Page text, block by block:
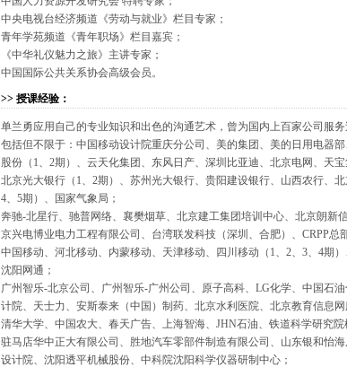
中央电视台经济频道《劳动与就业》栏目专家；
青年学苑频道《青年职场》栏目嘉宾；
《中华礼仪魅力之旅》主讲专家；
中国国际公共关系协会高级会员。
>> 授课经验：
单兰勇应用自己的专业知识和出色的沟通艺术，曾为国内上百家公司服务
包括但不限于：中国移动设计院重庆分公司、美的集团、美的日用电器
股份（1、2期）、云天化集团、东风日产、深圳比亚迪、北京电网、天宝
北京光大银行（1、2期）、苏州光大银行、贵阳建设银行、山西农行、
4、5期）、国家气象局；
奔驰-北星行、驰普网络、襄樊烟草、北京建工集团培训中心、北京朗新
京兴电博业电力工程有限公司、台湾联发科技（深圳、合肥）、CRPP总
中国移动、河北移动、内蒙移动、天津移动、四川移动（1、2、3、4期
沈阳网通；
广州智乐-北京公司、广州智乐-广州公司、原子高科、LG化学、中国石
计院、天士力、安斯泰来（中国）制药、北京水利医院、北京教育信息网
清华大学、中国农大、春天广告、上海智海、JHN石油、铁道科学研究
驻马店华中正大有限公司、胜地汽车零部件制造有限公司、山东银和怡
设计院、沈阳透平机械股份、中科院沈阳科学仪器研制中心；